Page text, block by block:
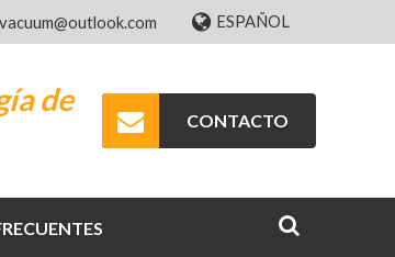
ESPAÑOL
de
CONTACTO